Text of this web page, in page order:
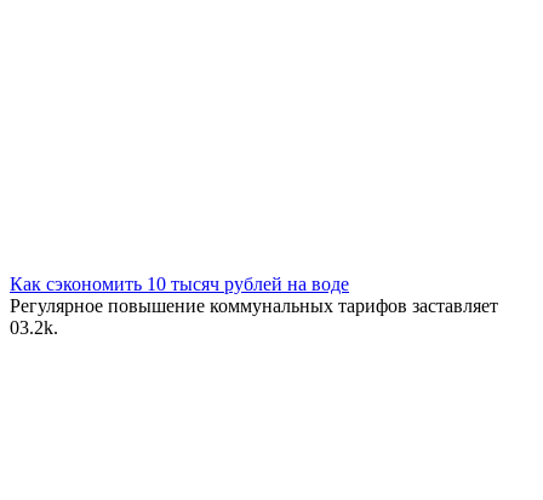
Как сэкономить 10 тысяч рублей на воде
Регулярное повышение коммунальных тарифов заставляет
03.2k.